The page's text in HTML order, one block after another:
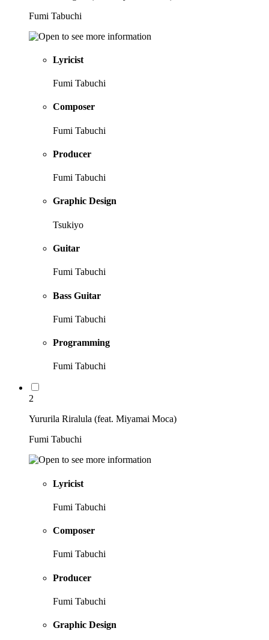
Fumi Tabuchi
Lyricist
Fumi Tabuchi
Composer
Fumi Tabuchi
Producer
Fumi Tabuchi
Graphic Design
Tsukiyo
Guitar
Fumi Tabuchi
Bass Guitar
Fumi Tabuchi
Programming
Fumi Tabuchi
2
Yururila Riralula (feat. Miyamai Moca)
Fumi Tabuchi
Lyricist
Fumi Tabuchi
Composer
Fumi Tabuchi
Producer
Fumi Tabuchi
Graphic Design